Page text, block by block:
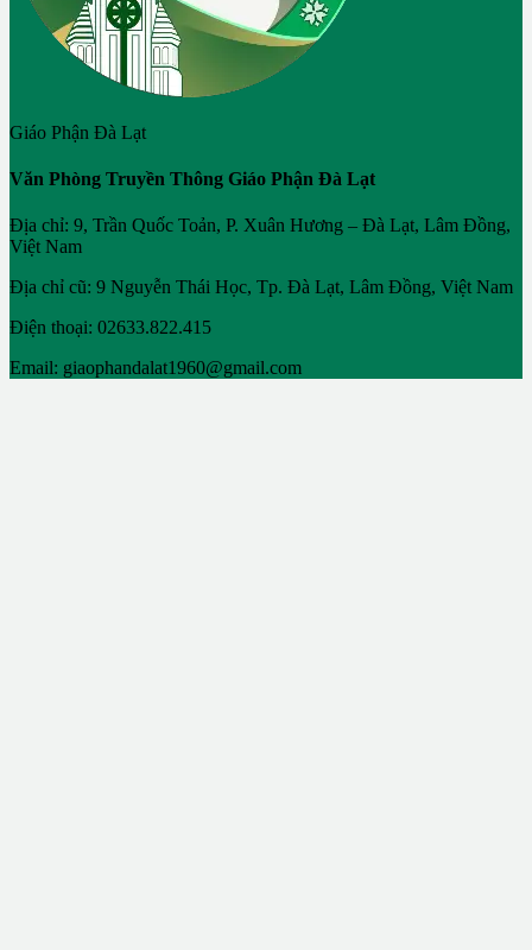
Giáo Phận Đà Lạt
Văn Phòng Truyền Thông Giáo Phận Đà Lạt
Địa chỉ: 9, Trần Quốc Toản, P. Xuân Hương – Đà Lạt, Lâm Đồng,
Việt Nam
Địa chỉ cũ: 9 Nguyễn Thái Học, Tp. Đà Lạt, Lâm Đồng, Việt Nam
Điện thoại: 02633.822.415
Email: giaophandalat1960@gmail.com